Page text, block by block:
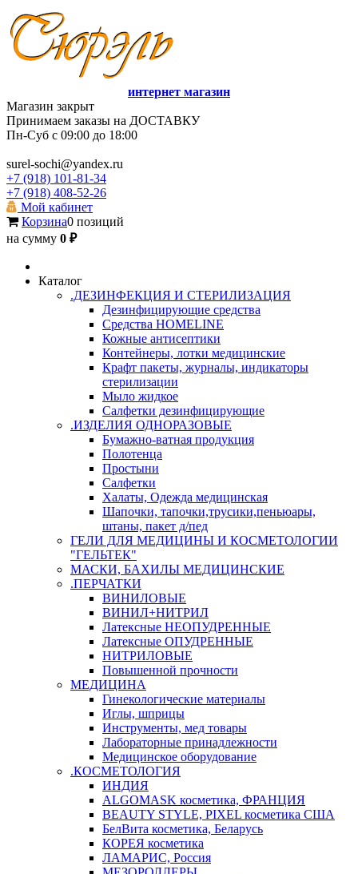
интернет магазин
Магазин закрыт
Принимаем заказы на ДОСТАВКУ
Пн-Суб с 09:00 до 18:00
surel-sochi@yandex.ru
+7 (918) 101-81-34
+7 (918) 408-52-26
Мой кабинет
Корзина0 позиций
на сумму 0 ₽
Каталог
.ДЕЗИНФЕКЦИЯ И СТЕРИЛИЗАЦИЯ
Дезинфицирующие средства
Средства HOMELINE
Кожные антисептики
Контейнеры, лотки медицинские
Крафт пакеты, журналы, индикаторы
стерилизации
Мыло жидкое
Салфетки дезинфицирующие
.ИЗДЕЛИЯ ОДНОРАЗОВЫЕ
Бумажно-ватная продукция
Полотенца
Простыни
Салфетки
Халаты, Одежда медицинская
Шапочки, тапочки,трусики,пеньюары,
штаны, пакет д/пед
ГЕЛИ ДЛЯ МЕДИЦИНЫ И КОСМЕТОЛОГИИ
"ГЕЛЬТЕК"
МАСКИ, БАХИЛЫ МЕДИЦИНСКИЕ
.ПЕРЧАТКИ
ВИНИЛОВЫЕ
ВИНИЛ+НИТРИЛ
Латексные НЕОПУДРЕННЫЕ
Латексные ОПУДРЕННЫЕ
НИТРИЛОВЫЕ
Повышенной прочности
МЕДИЦИНА
Гинекологические материалы
Иглы, шприцы
Инструменты, мед товары
Лабораторные принадлежности
Медицинское оборудование
.КОСМЕТОЛОГИЯ
ИНДИЯ
ALGOMASK косметика, ФРАНЦИЯ
BEAUTY STYLE, PIXEL косметика США
БелВита косметика, Беларусь
КОРЕЯ косметика
ЛАМАРИС, Россия